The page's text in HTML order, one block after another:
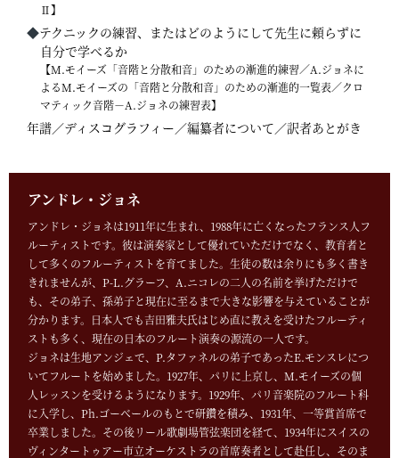
Ⅱ】
◆テクニックの練習、またはどのようにして先生に頼らずに
自分で学べるか
【M.モイーズ「音階と分散和音」のための漸進的練習／A.ジョネに
よるM.モイーズの「音階と分散和音」のための漸進的一覧表／クロ
マティック音階－A.ジョネの練習表】
年譜／ディスコグラフィー／編纂者について／訳者あとがき
アンドレ・ジョネ
アンドレ・ジョネは1911年に生まれ、1988年に亡くなったフランス人フ
ルーティストです。彼は演奏家として優れていただけでなく、教育者と
して多くのフルーティストを育てました。生徒の数は余りにも多く書き
きれませんが、P-L.グラーフ、A.ニコレの二人の名前を挙げただけで
も、その弟子、孫弟子と現在に至るまで大きな影響を与えていることが
分かります。日本人でも吉田雅夫氏はじめ直に教えを受けたフルーティ
ストも多く、現在の日本のフルート演奏の源流の一人です。
ジョネは生地アンジェで、P.タファネルの弟子であったE.モンスレにつ
いてフルートを始めました。1927年、パリに上京し、M.モイーズの個
人レッスンを受けるようになります。1929年、パリ音楽院のフルート科
に入学し、Ph.ゴーベールのもとで研鑽を積み、1931年、一等賞首席で
卒業しました。その後リール歌劇場管弦楽団を経て、1934年にスイスの
ヴィンタートゥアー市立オーケストラの首席奏者として赴任し、そのま